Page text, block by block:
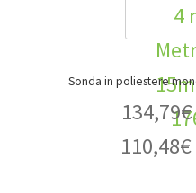
134,79€
110,48€